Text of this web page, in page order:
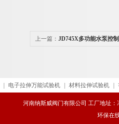
上一篇： JD745X多功能水泵控
电子拉伸万能试验机 材料拉伸试验机
河南纳斯威阀门有限公司 工厂地址：
环保在